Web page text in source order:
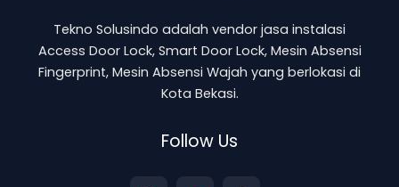
Tekno Solusindo adalah vendor jasa instalasi
Access Door Lock, Smart Door Lock, Mesin Absensi
Fingerprint, Mesin Absensi Wajah yang berlokasi di
Kota Bekasi.
Follow Us